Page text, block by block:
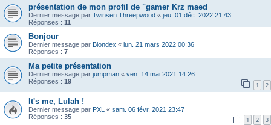
présentation de mon profil de "gamer Krz maed
Dernier message par Twinsen Threepwood « jeu. 01 déc. 2022 21:43
Réponses : 11
Bonjour
Dernier message par Blondex « lun. 21 mars 2022 00:36
Réponses : 7
Ma petite présentation
Dernier message par jumpman « ven. 14 mai 2021 14:26
Réponses : 19 1 2
It's me, Lulah !
Dernier message par PXL « sam. 06 févr. 2021 23:47
Réponses : 35 1 2 3